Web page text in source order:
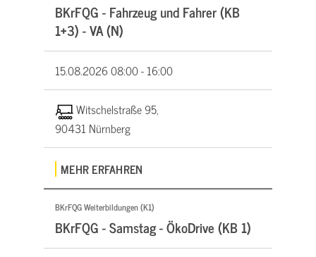
BKrFQG - Fahrzeug und Fahrer (KB
1+3) - VA (N)
15.08.202608:00 - 16:00
Witschelstraße 95,
90431 Nürnberg
MEHR ERFAHREN
BKrFQG Weiterbildungen (K1)
BKrFQG - Samstag - ÖkoDrive (KB 1)